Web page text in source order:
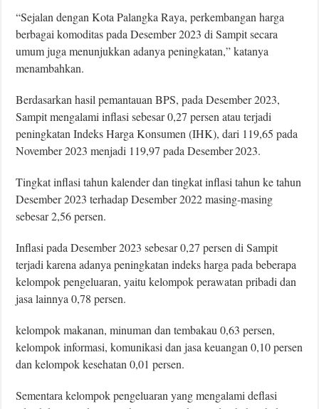
“Sejalan dengan Kota Palangka Raya, perkembangan harga
berbagai komoditas pada Desember 2023 di Sampit secara
umum juga menunjukkan adanya peningkatan,” katanya
menambahkan.
Berdasarkan hasil pemantauan BPS, pada Desember 2023,
Sampit mengalami inﬂasi sebesar 0,27 persen atau terjadi
peningkatan Indeks Harga Konsumen (IHK), dari 119,65 pada
November 2023 menjadi 119,97 pada Desember2023.
Tingkat inﬂasi tahun kalender dan tingkat inﬂasi tahun ke tahun
Desember 2023 terhadap Desember 2022 masing-masing
sebesar 2,56 persen.
Inﬂasi pada Desember 2023 sebesar 0,27 persen di Sampit
terjadi karena adanya peningkatan indeks harga pada beberapa
kelompok pengeluaran, yaitu kelompok perawatan pribadi dan
jasa lainnya 0,78 persen.
kelompok makanan, minuman dan tembakau 0,63 persen,
kelompok informasi, komunikasi dan jasa keuangan 0,10 persen
dan kelompok kesehatan 0,01 persen.
Sementara kelompok pengeluaran yang mengalami deﬂasi